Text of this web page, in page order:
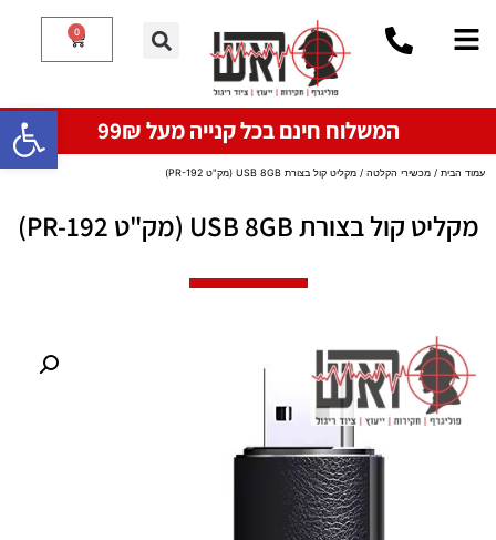
פתח
0
המשלוח חינם בכל קנייה מעל 99₪
עמוד הבית / מכשירי הקלטה / מקליט קול בצורת USB 8GB (מק"ט PR-192)
מקליט קול בצורת USB 8GB (מק"ט PR-192)